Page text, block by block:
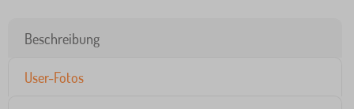
Beschreibung
User-Fotos